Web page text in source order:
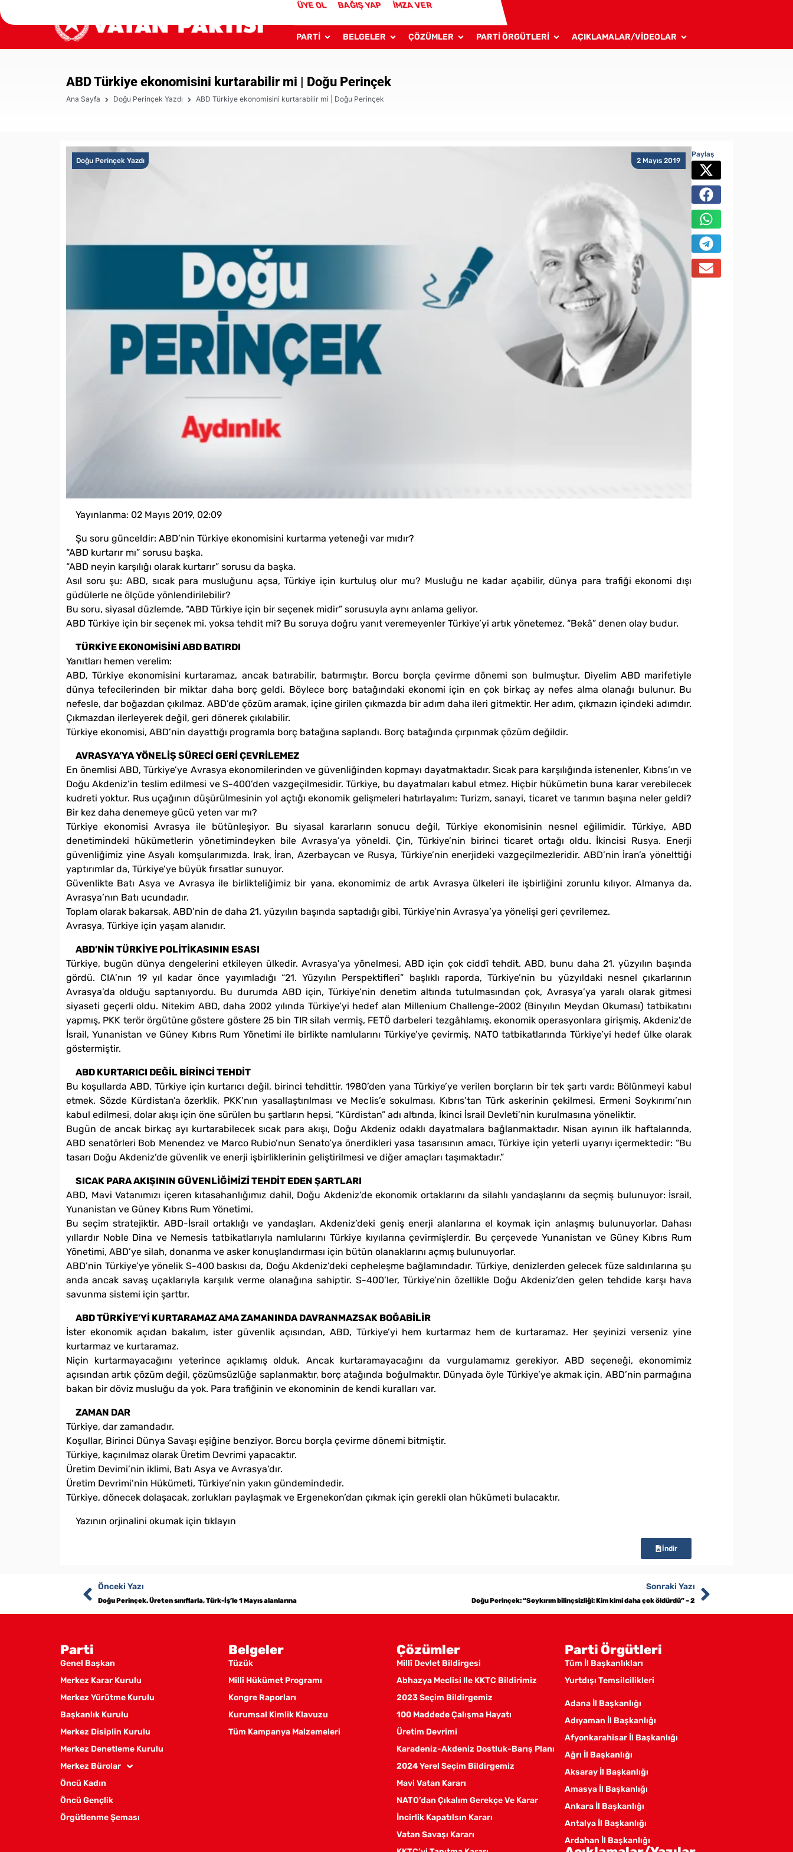
ÜYE OL BAĞIŞ YAP İMZA VER
PARTİ BELGELER ÇÖZÜMLER PARTİ ÖRGÜTLERİ AÇIKLAMALAR/VİDEOLAR
ABD Türkiye ekonomisini kurtarabilir mi | Doğu Perinçek
Ana Sayfa Doğu Perinçek Yazdı ABD Türkiye ekonomisini kurtarabilir mi | Doğu Perinçek
2 Mayıs 2019
Doğu Perinçek Yazdı
Yayınlanma: 02 Mayıs 2019, 02:09
Şu soru günceldir: ABD’nin Türkiye ekonomisini kurtarma yeteneği var mıdır?
“ABD kurtarır mı” sorusu başka.
“ABD neyin karşılığı olarak kurtarır” sorusu da başka.
Asıl soru şu: ABD, sıcak para musluğunu açsa, Türkiye için kurtuluş olur mu? Musluğu ne kadar açabilir, dünya para trafiği ekonomi dışı
güdülerle ne ölçüde yönlendirilebilir?
Bu soru, siyasal düzlemde, “ABD Türkiye için bir seçenek midir” sorusuyla aynı anlama geliyor.
ABD Türkiye için bir seçenek mi, yoksa tehdit mi? Bu soruya doğru yanıt veremeyenler Türkiye’yi artık yönetemez. “Bekâ” denen olay budur.
TÜRKİYE EKONOMİSİNİ ABD BATIRDI
Yanıtları hemen verelim:
ABD, Türkiye ekonomisini kurtaramaz, ancak batırabilir, batırmıştır. Borcu borçla çevirme dönemi son bulmuştur. Diyelim ABD marifetiyle
dünya tefecilerinden bir miktar daha borç geldi. Böylece borç batağındaki ekonomi için en çok birkaç ay nefes alma olanağı bulunur. Bu
nefesle, dar boğazdan çıkılmaz. ABD’de çözüm aramak, içine girilen çıkmazda bir adım daha ileri gitmektir. Her adım, çıkmazın içindeki adımdır.
Çıkmazdan ilerleyerek değil, geri dönerek çıkılabilir.
Türkiye ekonomisi, ABD’nin dayattığı programla borç batağına saplandı. Borç batağında çırpınmak çözüm değildir.
AVRASYA’YA YÖNELİŞ SÜRECİ GERİ ÇEVRİLEMEZ
En önemlisi ABD, Türkiye’ye Avrasya ekonomilerinden ve güvenliğinden kopmayı dayatmaktadır. Sıcak para karşılığında istenenler, Kıbrıs’ın ve
Doğu Akdeniz’in teslim edilmesi ve S-400’den vazgeçilmesidir. Türkiye, bu dayatmaları kabul etmez. Hiçbir hükümetin buna karar verebilecek
kudreti yoktur. Rus uçağının düşürülmesinin yol açtığı ekonomik gelişmeleri hatırlayalım: Turizm, sanayi, ticaret ve tarımın başına neler geldi?
Bir kez daha denemeye gücü yeten var mı?
Türkiye ekonomisi Avrasya ile bütünleşiyor. Bu siyasal kararların sonucu değil, Türkiye ekonomisinin nesnel eğilimidir. Türkiye, ABD
denetimindeki hükümetlerin yönetimindeyken bile Avrasya’ya yöneldi. Çin, Türkiye’nin birinci ticaret ortağı oldu. İkincisi Rusya. Enerji
güvenliğimiz yine Asyalı komşularımızda. Irak, İran, Azerbaycan ve Rusya, Türkiye’nin enerjideki vazgeçilmezleridir. ABD’nin İran’a yönelttiği
yaptırımlar da, Türkiye’ye büyük fırsatlar sunuyor.
Güvenlikte Batı Asya ve Avrasya ile birlikteliğimiz bir yana, ekonomimiz de artık Avrasya ülkeleri ile işbirliğini zorunlu kılıyor. Almanya da,
Avrasya’nın Batı ucundadır.
Toplam olarak bakarsak, ABD’nin de daha 21. yüzyılın başında saptadığı gibi, Türkiye’nin Avrasya’ya yönelişi geri çevrilemez.
Avrasya, Türkiye için yaşam alanıdır.
ABD’NİN TÜRKİYE POLİTİKASININ ESASI
Türkiye, bugün dünya dengelerini etkileyen ülkedir. Avrasya’ya yönelmesi, ABD için çok ciddî tehdit. ABD, bunu daha 21. yüzyılın başında
gördü. CIA’nın 19 yıl kadar önce yayımladığı “21. Yüzyılın Perspektifleri” başlıklı raporda, Türkiye’nin bu yüzyıldaki nesnel çıkarlarının
Avrasya’da olduğu saptanıyordu. Bu durumda ABD için, Türkiye’nin denetim altında tutulmasından çok, Avrasya’ya yaralı olarak gitmesi
siyaseti geçerli oldu. Nitekim ABD, daha 2002 yılında Türkiye’yi hedef alan Millenium Challenge-2002 (Binyılın Meydan Okuması) tatbikatını
yapmış, PKK terör örgütüne göstere göstere 25 bin TIR silah vermiş, FETÖ darbeleri tezgâhlamış, ekonomik operasyonlara girişmiş, Akdeniz’de
İsrail, Yunanistan ve Güney Kıbrıs Rum Yönetimi ile birlikte namlularını Türkiye’ye çevirmiş, NATO tatbikatlarında Türkiye’yi hedef ülke olarak
göstermiştir.
ABD KURTARICI DEĞİL BİRİNCİ TEHDİT
Bu koşullarda ABD, Türkiye için kurtarıcı değil, birinci tehdittir. 1980’den yana Türkiye’ye verilen borçların bir tek şartı vardı: Bölünmeyi kabul
etmek. Sözde Kürdistan’a özerklik, PKK’nın yasallaştırılması ve Meclis’e sokulması, Kıbrıs’tan Türk askerinin çekilmesi, Ermeni Soykırımı’nın
kabul edilmesi, dolar akışı için öne sürülen bu şartların hepsi, “Kürdistan” adı altında, İkinci İsrail Devleti’nin kurulmasına yöneliktir.
Bugün de ancak birkaç ayı kurtarabilecek sıcak para akışı, Doğu Akdeniz odaklı dayatmalara bağlanmaktadır. Nisan ayının ilk haftalarında,
ABD senatörleri Bob Menendez ve Marco Rubio’nun Senato’ya önerdikleri yasa tasarısının amacı, Türkiye için yeterli uyarıyı içermektedir: “Bu
tasarı Doğu Akdeniz’de güvenlik ve enerji işbirliklerinin geliştirilmesi ve diğer amaçları taşımaktadır.”
SICAK PARA AKIŞININ GÜVENLİĞİMİZİ TEHDİT EDEN ŞARTLARI
ABD, Mavi Vatanımızı içeren kıtasahanlığımız dahil, Doğu Akdeniz’de ekonomik ortaklarını da silahlı yandaşlarını da seçmiş bulunuyor: İsrail,
Yunanistan ve Güney Kıbrıs Rum Yönetimi.
Bu seçim stratejiktir. ABD-İsrail ortaklığı ve yandaşları, Akdeniz’deki geniş enerji alanlarına el koymak için anlaşmış bulunuyorlar. Dahası
yıllardır Noble Dina ve Nemesis tatbikatlarıyla namlularını Türkiye kıyılarına çevirmişlerdir. Bu çerçevede Yunanistan ve Güney Kıbrıs Rum
Yönetimi, ABD’ye silah, donanma ve asker konuşlandırması için bütün olanaklarını açmış bulunuyorlar.
ABD’nin Türkiye’ye yönelik S-400 baskısı da, Doğu Akdeniz’deki cepheleşme bağlamındadır. Türkiye, denizlerden gelecek füze saldırılarına şu
anda ancak savaş uçaklarıyla karşılık verme olanağına sahiptir. S-400’ler, Türkiye’nin özellikle Doğu Akdeniz’den gelen tehdide karşı hava
savunma sistemi için şarttır.
ABD TÜRKİYE’Yİ KURTARAMAZ AMA ZAMANINDA DAVRANMAZSAK BOĞABİLİR
İster ekonomik açıdan bakalım, ister güvenlik açısından, ABD, Türkiye’yi hem kurtarmaz hem de kurtaramaz. Her şeyinizi verseniz yine
kurtarmaz ve kurtaramaz.
Niçin kurtarmayacağını yeterince açıklamış olduk. Ancak kurtaramayacağını da vurgulamamız gerekiyor. ABD seçeneği, ekonomimiz
açısından artık çözüm değil, çözümsüzlüğe saplanmaktır, borç atağında boğulmaktır. Dünyada öyle Türkiye’ye akmak için, ABD’nin parmağına
bakan bir döviz musluğu da yok. Para trafiğinin ve ekonominin de kendi kuralları var.
ZAMAN DAR
Türkiye, dar zamandadır.
Koşullar, Birinci Dünya Savaşı eşiğine benziyor. Borcu borçla çevirme dönemi bitmiştir.
Türkiye, kaçınılmaz olarak Üretim Devrimi yapacaktır.
Üretim Devimi’nin iklimi, Batı Asya ve Avrasya’dır.
Üretim Devrimi’nin Hükümeti, Türkiye’nin yakın gündemindedir.
Türkiye, dönecek dolaşacak, zorlukları paylaşmak ve Ergenekon’dan çıkmak için gerekli olan hükümeti bulacaktır.
Yazının orjinalini okumak için tıklayın
İndir
Paylaş
Önceki Yazı
Doğu Perinçek. Üreten sınıflarla, Türk-İş’le 1 Mayıs alanlarına
Sonraki Yazı
Doğu Perinçek: “Soykırım bilinçsizliği: Kim kimi daha çok öldürdü” – 2
Parti
Genel Başkan
Merkez Karar Kurulu
Merkez Yürütme Kurulu
Başkanlık Kurulu
Merkez Disiplin Kurulu
Merkez Denetleme Kurulu
Merkez Bürolar
Öncü Kadın
Öncü Gençlik
Örgütlenme Şeması
Belgeler
Tüzük
Millî Hükümet Programı
Kongre Raporları
Kurumsal Kimlik Klavuzu
Tüm Kampanya Malzemeleri
Çözümler
Millî Devlet Bildirgesi
Abhazya Meclisi Ile KKTC Bildirimiz
2023 Seçim Bildirgemiz
100 Maddede Çalışma Hayatı
Üretim Devrimi
Karadeniz-Akdeniz Dostluk-Barış Planı
2024 Yerel Seçim Bildirgemiz
Mavi Vatan Kararı
NATO’dan Çıkalım Gerekçe Ve Karar
İncirlik Kapatılsın Kararı
Vatan Savaşı Kararı
Parti Örgütleri
Tüm İl Başkanlıkları
Yurtdışı Temsilcilikleri
Adana İl Başkanlığı
Adıyaman İl Başkanlığı
Afyonkarahisar İl Başkanlığı
Ağrı İl Başkanlığı
Aksaray İl Başkanlığı
Amasya İl Başkanlığı
Ankara İl Başkanlığı
Antalya İl Başkanlığı
Ardahan İl Başkanlığı